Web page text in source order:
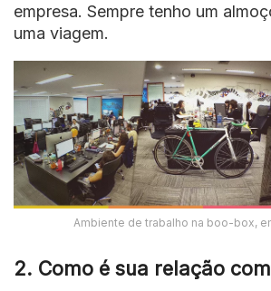
empresa. Sempre tenho um
uma viagem.
Ambiente de trabalho na boo-box,
2. Como é sua relação